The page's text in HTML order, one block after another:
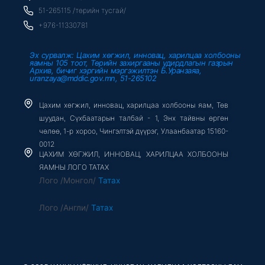
f
51-265115 /төрийн тусгай/
+976-11330781
Эх сурвалж: Цахим хөгжил, инновац, харилцаа холбооны
яамны 105 тоот, Төрийн захиргааны удирдлагын газрын
Архив, бичиг хэргийн мэргэжилтэн Б.Уранзаяа,
uranzaya@mddic.gov.mn, 51-265102
Цахим хөгжил, инновац, харилцаа холбооны яам, Төв
шуудан, Сүхбаатарын талбай - 1, Энх тайвны өргөн
чөлөө, 1-р хороо, Чингэлтэй дүүрэг, Улаанбаатар 15160-
0012
ЦАХИМ ХӨГЖИЛ, ИННОВАЦ, ХАРИЛЦАА ХОЛБООНЫ
ЯАМНЫ ЛОГО ТАТАХ
Лого /Монгол/ Татах
Лого /Англи/ Татах